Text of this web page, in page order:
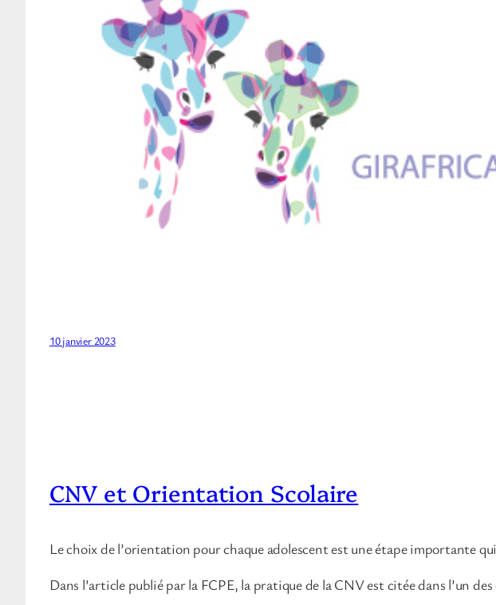
10 janvier 2023
CNV et Orientation Scolaire
Le choix de l’orientation pour chaque adolescent est une étape importante
Dans l’article publié par la FCPE, la pratique de la CNV est citée dans l’un